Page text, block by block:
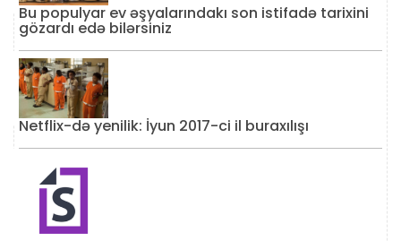
Bu populyar ev əşyalarındakı son istifadə tarixini
gözardı edə bilərsiniz
Netflix-də yenilik: İyun 2017-ci il buraxılışı